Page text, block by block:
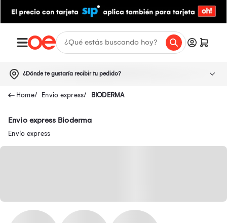
¿Dónde te gustaría recibir tu pedido?
Envio express BIODERMA
Envio express Bioderma
Envío express